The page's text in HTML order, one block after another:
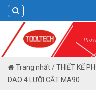
Skip
to
content
Trang nhất/THIẾT KẾ
DAO 4 LƯỠI CẮT MA90